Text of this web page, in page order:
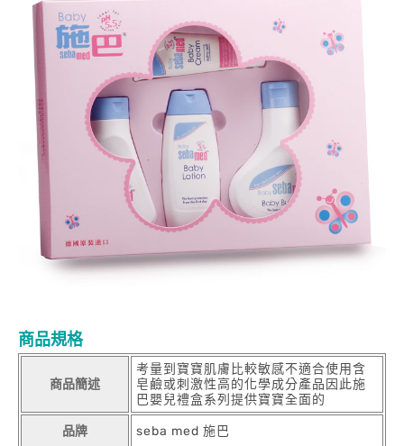
商品規格
商品簡述
考量到寶寶肌膚比較敏感不適合使用含
皂鹼或刺激性高的化學成分產品因此施
巴嬰兒禮盒系列提供寶寶全面的
品牌 seba med 施巴